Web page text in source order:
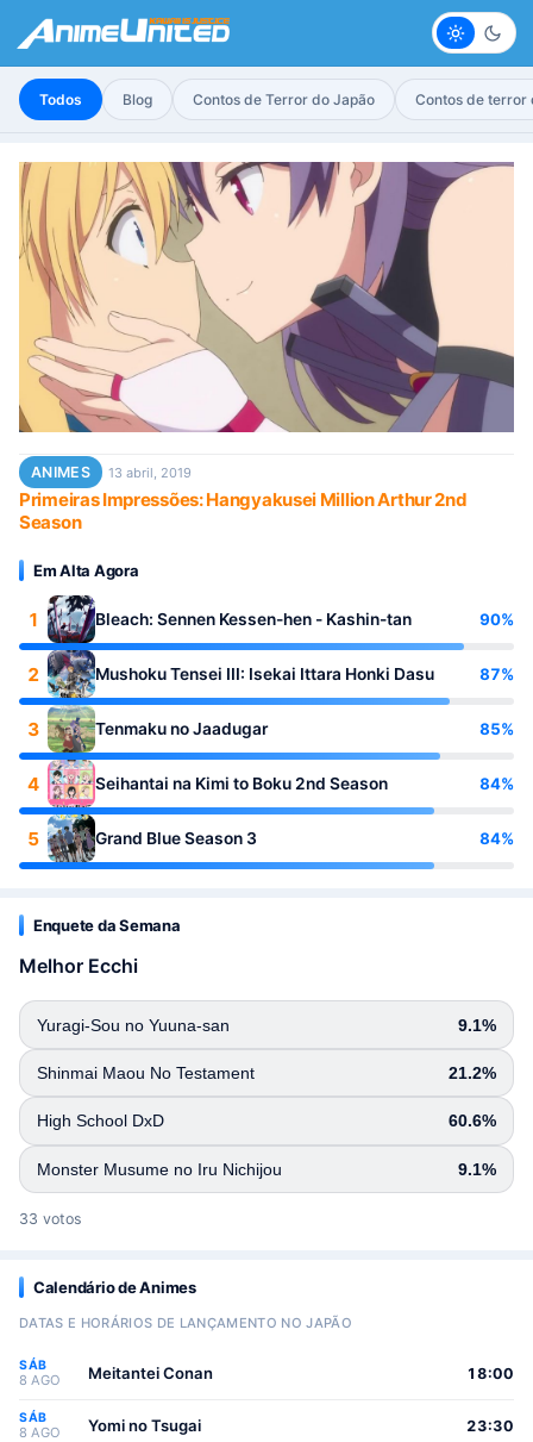
Claro
Todos Blog Contos de Terror do Japão Contos de terror
ANIMES 13 abril, 2019
Primeiras Impressões: Hangyakusei Million Arthur 2nd
Season
Em Alta Agora
1 Bleach: Sennen Kessen-hen - Kashin-tan 90%
2 Mushoku Tensei III: Isekai Ittara Honki Dasu 87%
3 Tenmaku no Jaadugar 85%
4 Seihantai na Kimi to Boku 2nd Season 84%
5 Grand Blue Season 3 84%
Enquete da Semana
Melhor Ecchi
Yuragi-Sou no Yuuna-san 9.1%
Shinmai Maou No Testament 21.2%
High School DxD 60.6%
Monster Musume no Iru Nichijou 9.1%
33 votos
Calendário de Animes
DATAS E HORÁRIOS DE LANÇAMENTO NO JAPÃO
SÁB
8 AGO Meitantei Conan 18:00
SÁB
8 AGO Yomi no Tsugai 23:30